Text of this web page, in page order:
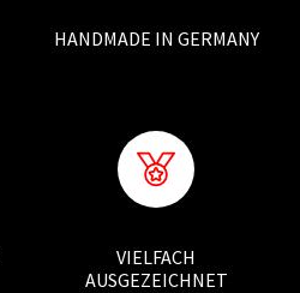
HANDMADE IN GERMANY
VIELFACH
AUSGEZEICHNET